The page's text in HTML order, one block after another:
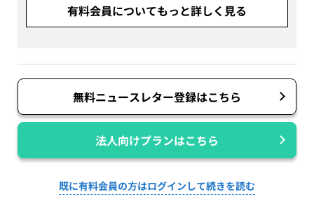
有料会員についてもっと詳しく見る
無料ニュースレター登録はこちら
法人向けプランはこちら
既に有料会員の方はログインして続きを読む